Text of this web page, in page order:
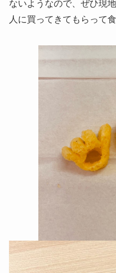
ないようなので、ぜひ現
人に買ってきてもらって